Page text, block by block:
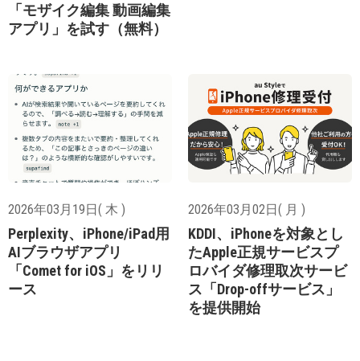
「モザイク編集 動画編集
アプリ」を試す（無料）
2026年03月19日( 木 )
Perplexity、iPhone/iPad用
AIブラウザアプリ
「Comet for iOS」をリリ
ース
2026年03月02日( 月 )
KDDI、iPhoneを対象とし
たApple正規サービスプ
ロバイダ修理取次サービ
ス「Drop-offサービス」
を提供開始